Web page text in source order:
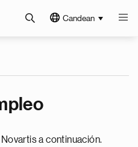
Candean
a continuación.